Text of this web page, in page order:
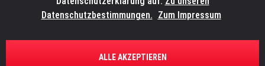
ÜBERSICHT ERSATZTEILE
LITECRAFT PowerBarX.15
Datenschutzbestimmungen. Zum Impressum
ALLE AKZEPTIEREN